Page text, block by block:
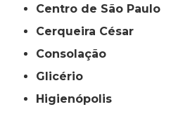
Centro de São Paulo
Cerqueira César
Consolação
Glicério
Higienópolis